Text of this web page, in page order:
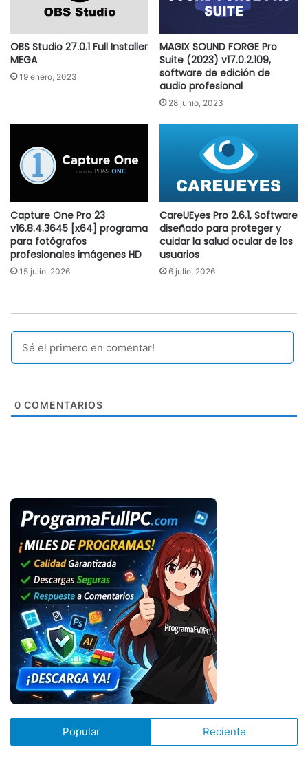
OBS Studio 27.0.1 Full Installer
MEGA
19 enero, 2023
MAGIX SOUND FORGE Pro
Suite (2023) v17.0.2.109,
software de edición de
audio profesional
28 junio, 2023
Capture One Pro 23
v16.8.4.3645 [x64] programa
para fotógrafos
profesionales imágenes HD
15 julio, 2026
CareUEyes Pro 2.6.1, Software
diseñado para proteger y
cuidar la salud ocular de los
usuarios
6 julio, 2026
0 COMENTARIOS
Popular Reciente